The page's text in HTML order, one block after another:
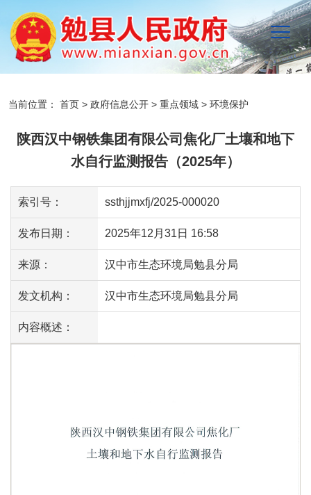
当前位置： 首页 > 政府信息公开 > 重点领域 > 环境保护
陕西汉中钢铁集团有限公司焦化厂土壤和地下
水自行监测报告（2025年）
索引号： ssthjjmxfj/2025-000020
发布日期： 2025年12月31日 16:58
来源： 汉中市生态环境局勉县分局
发文机构： 汉中市生态环境局勉县分局
内容概述：